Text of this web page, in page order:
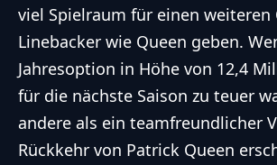
viel Spielraum für einen weiteren
Linebacker wie Queen geben.
Jahresoption in Höhe von 12,4
für die nächste Saison zu teuer
andere als ein teamfreundlicher
Rückkehr von Patrick Queen